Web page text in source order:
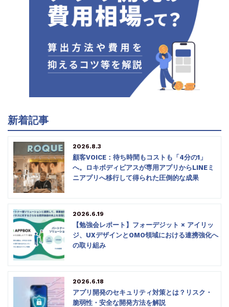
新着記事
2026.8.3
顧客VOICE：待ち時間もコストも「4分の1」
へ。ロキボディピアスが専用アプリからLINEミ
ニアプリへ移行して得られた圧倒的な成果
2026.6.19
【勉強会レポート】フォーデジット × アイリッ
ジ、UXデザインとOMO領域における連携強化へ
の取り組み
2026.6.18
アプリ開発のセキュリティ対策とは？リスク・
脆弱性・安全な開発方法を解説